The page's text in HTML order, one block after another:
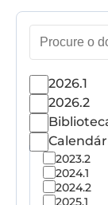
de
2026.1
2026.2
2023.2
2024.1
2024.2
2025.1